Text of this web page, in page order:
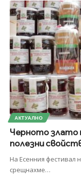
АКТУАЛНО
Черното злато
полезни
На Есенния фестивал
срещнахме…